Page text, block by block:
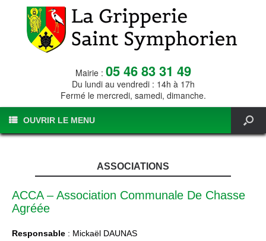
Mairie : 05 46 83 31 49
Du lundi au vendredi : 14h à 17h
Fermé le mercredi, samedi, dimanche.
OUVRIR LE MENU
ASSOCIATIONS
ACCA – Association Communale De Chasse
Agréée
Responsable : Mickaël DAUNAS